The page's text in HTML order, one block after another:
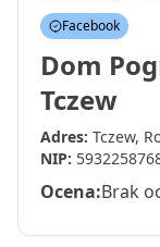
Facebook
Dom
Tczew
Adres: Tczew,
NIP:
Ocena:Brak